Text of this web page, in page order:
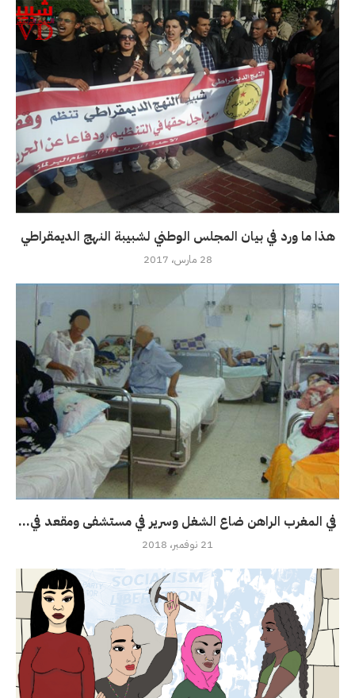
هذا ما ورد في بيان المجلس الوطني لشبيبة النهج الديمقراطي
28 مارس، 2017
في المغرب الراهن ضاع الشغل وسرير في مستشفى ومقعد في...
21 نوفمبر، 2018